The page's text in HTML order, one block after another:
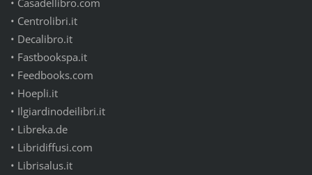
• Centrolibri.it
• Decalibro.it
• Fastbookspa.it
• Feedbooks.com
• Hoepli.it
• Ilgiardinodeilibri.it
• Libreka.de
• Libridiffusi.com
• Librisalus.it